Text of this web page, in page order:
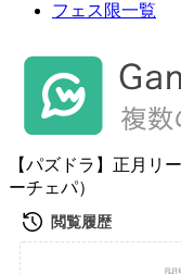
フェス限一覧
【パズドラ】正月リ
ーチェパ）